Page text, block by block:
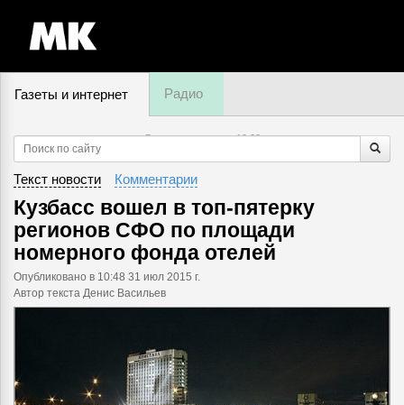
Газеты и интернет Радио
7 августа, пятница,10:22
Текст новости Комментарии
Кузбасс вошел в топ-пятерку
регионов СФО по площади
номерного фонда отелей
Опубликовано в 10:48 31 июл 2015 г.
Автор текста Денис Васильев